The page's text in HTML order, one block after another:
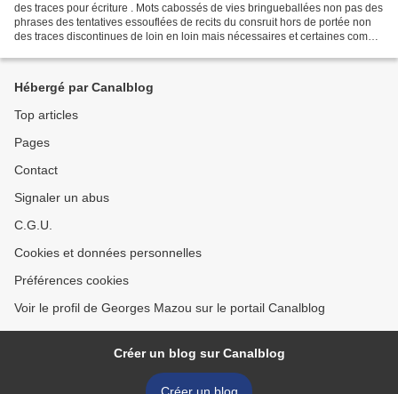
des traces pour écriture . Mots cabossés de vies bringueballées non pas des
phrases des tentatives essouflées de recits du consruit hors de portée non
des traces discontinues de loin en loin mais nécessaires et certaines comme
Hébergé par Canalblog
Top articles
Pages
Contact
Signaler un abus
C.G.U.
Cookies et données personnelles
Préférences cookies
Voir le profil de Georges Mazou sur le portail Canalblog
Créer un blog sur Canalblog